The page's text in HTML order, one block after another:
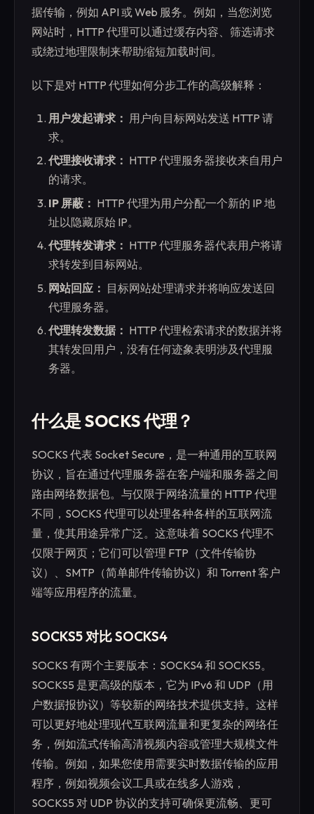
据传输，例如 API 或 Web 服务。例如，当您浏览
网站时，HTTP 代理可以通过缓存内容、筛选请求
或绕过地理限制来帮助缩短加载时间。
以下是对 HTTP 代理如何分步工作的高级解释：
用户发起请求： 用户向目标网站发送 HTTP 请
求。
代理接收请求： HTTP 代理服务器接收来自用户
的请求。
IP 屏蔽： HTTP 代理为用户分配一个新的 IP 地
址以隐藏原始 IP。
代理转发请求： HTTP 代理服务器代表用户将请
求转发到目标网站。
网站回应： 目标网站处理请求并将响应发送回
代理服务器。
代理转发数据： HTTP 代理检索请求的数据并将
其转发回用户，没有任何迹象表明涉及代理服
务器。
什么是 SOCKS 代理？
SOCKS 代表 Socket Secure，是一种通用的互联网
协议，旨在通过代理服务器在客户端和服务器之间
路由网络数据包。与仅限于网络流量的 HTTP 代理
不同，SOCKS 代理可以处理各种各样的互联网流
量，使其用途异常广泛。这意味着 SOCKS 代理不
仅限于网页；它们可以管理 FTP（文件传输协
议）、SMTP（简单邮件传输协议）和 Torrent 客户
端等应用程序的流量。
SOCKS5 对比 SOCKS4
SOCKS 有两个主要版本：SOCKS4 和 SOCKS5。
SOCKS5 是更高级的版本，它为 IPv6 和 UDP（用
户数据报协议）等较新的网络技术提供支持。这样
可以更好地处理现代互联网流量和更复杂的网络任
务，例如流式传输高清视频内容或管理大规模文件
传输。例如，如果您使用需要实时数据传输的应用
程序，例如视频会议工具或在线多人游戏，
SOCKS5 对 UDP 协议的支持可确保更流畅、更可